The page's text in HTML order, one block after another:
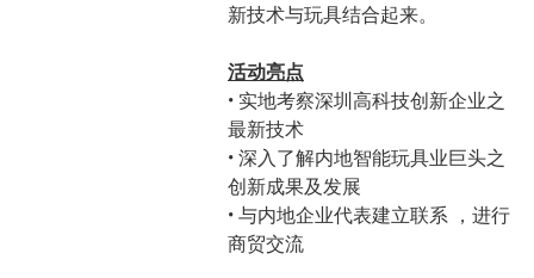
新技术与玩具结合起来。
活动亮点
• 实地考察深圳高科技创新企业之
最新技术
• 深入了解内地智能玩具业巨头之
创新成果及发展
• 与内地企业代表建立联系 ，进行
商贸交流